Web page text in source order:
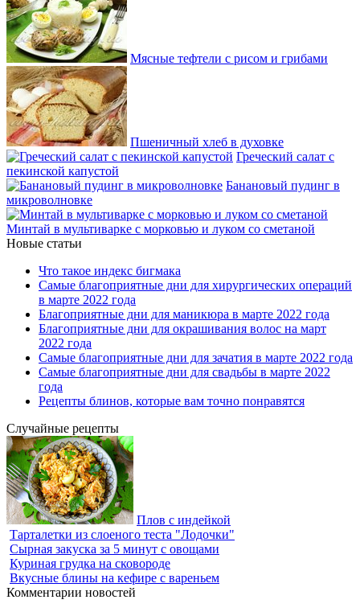
Мясные тефтели с рисом и грибами
Пшеничный хлеб в духовке
Греческий салат с
пекинской капустой
Банановый пудинг в
микроволновке
Минтай в мультиварке с морковью и луком со сметаной
Новые статьи
Что такое индекс бигмака
Самые благоприятные дни для хирургических операций
в марте 2022 года
Благоприятные дни для маникюра в марте 2022 года
Благоприятные дни для окрашивания волос на март
2022 года
Самые благоприятные дни для зачатия в марте 2022 года
Самые благоприятные дни для свадьбы в марте 2022
года
Рецепты блинов, которые вам точно понравятся
Случайные рецепты
Плов с индейкой
Тарталетки из слоеного теста "Лодочки"
Сырная закуска за 5 минут с овощами
Куриная грудка на сковороде
Вкусные блины на кефире с вареньем
Комментарии новостей